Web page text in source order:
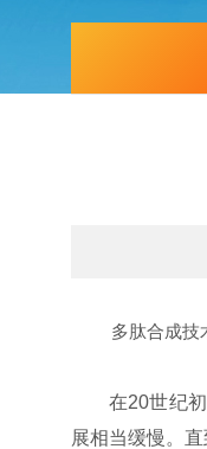
多肽合成技术
在20世纪初，
展相当缓慢。